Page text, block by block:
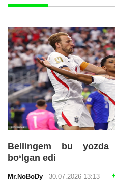
Bellingem bu yozda
bo‘lgan edi
Mr.NoBoDy 30.07.2026 13:13